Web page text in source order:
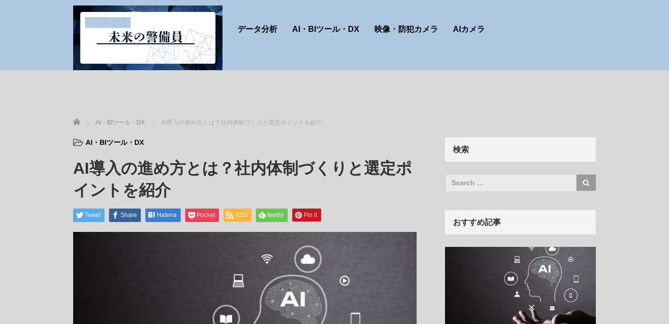
データ分析 AI・BIツール・DX 映像・防犯カメラ AIカメラ
ホーム AI・BIツール・DX AI導入の進め方とは？社内体制づくりと選定ポイントを紹介
AI・BIツール・DX
AI導入の進め方とは？社内体制づくりと選定ポ
イントを紹介
Tweet Share Hatena Pocket RSS feedly Pin it
検索
おすすめ記事